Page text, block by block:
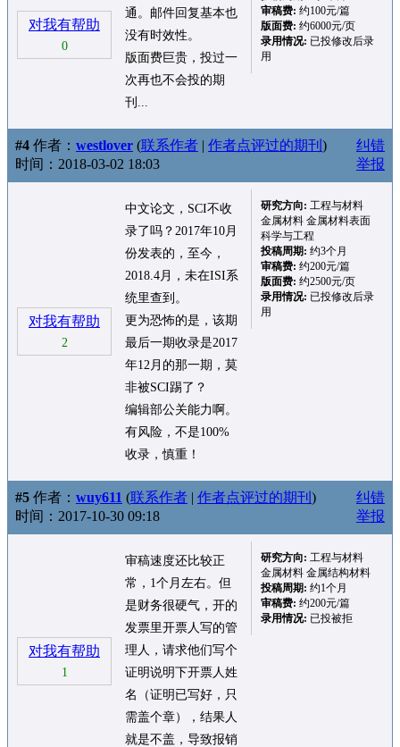
对我有帮助
0
通。邮件回复基本也
没有时效性。
版面费巨贵，投过一
次再也不会投的期
刊...
审稿费: 约100元/篇
版面费: 约6000元/页
录用情况: 已投修改后录
用
#4 作者： westlover (联系作者 | 作者点评过的期刊 )
时间：2018-03-02 18:03
纠错
举报
对我有帮助
2
中文论文，SCI不收
录了吗？2017年10月
份发表的，至今，
2018.4月，未在ISI系
统里查到。
更为恐怖的是，该期
最后一期收录是2017
年12月的那一期，莫
非被SCI踢了？
编辑部公关能力啊。
有风险，不是100%
收录，慎重！
研究方向: 工程与材料
金属材料 金属材料表面
科学与工程
投稿周期: 约3个月
审稿费: 约200元/篇
版面费: 约2500元/页
录用情况: 已投修改后录
用
#5 作者： wuy611 (联系作者 | 作者点评过的期刊 )
时间：2017-10-30 09:18
纠错
举报
对我有帮助
1
审稿速度还比较正
常，1个月左右。但
是财务很硬气，开的
发票里开票人写的管
理人，请求他们写个
证明说明下开票人姓
名（证明已写好，只
需盖个章），结果人
就是不盖，导致报销
研究方向: 工程与材料
金属材料 金属结构材料
投稿周期: 约1个月
审稿费: 约200元/篇
录用情况: 已投被拒